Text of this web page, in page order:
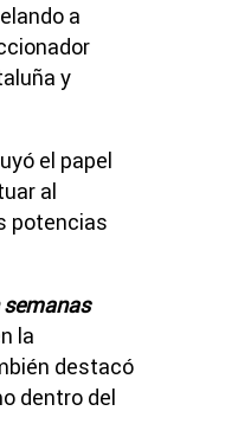
a
y
el papel
al
potencias
semanas
la
destacó
dentro del